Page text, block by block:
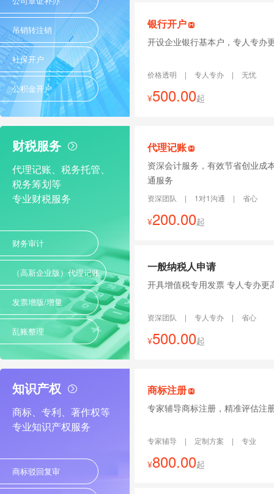
吊销转注销
社保开户
公积金开户
银行开户
开设企业银行基本户，专人专办
价格透明 | 专人专办 | 无忧
¥500.00起
财税服务
代理记账、税务托管、
税务筹划等
专业财税服务
财务审计
（高新企业版）代理记账
发票增版/增量
乱账整理
代理记账
资深会计服务，有效节省创业成
通服务
资深团队 | 1对1沟通 | 省心
¥200.00起
一般纳税人申请
开具增值税专用发票 专人
资深团队 | 专人专办 | 省心
¥500.00起
知识产权
商标、专利、著作权等
专业知识产权服务
商标驳回复审
商标注册
专家辅导商标注册，精准评估注
专家辅导 | 定制方案 | 专业
¥800.00起